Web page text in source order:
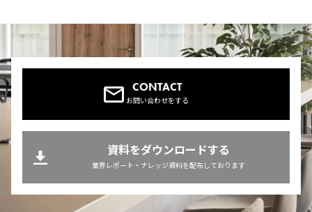
CONTACT
お問い合わせをする
資料をダウンロードする
業界レポート・ナレッジ資料を配布しております